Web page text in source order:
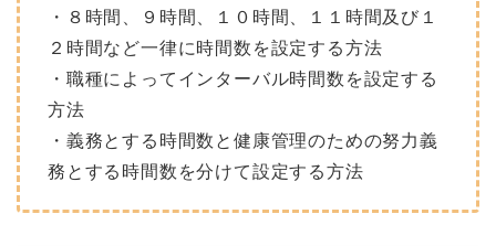
・８時間、９時間、１０時間、１１時間及び１
２時間など一律に時間数を設定する方法
・職種によってインターバル時間数を設定する
方法
・義務とする時間数と健康管理のための努力義
務とする時間数を分けて設定する方法